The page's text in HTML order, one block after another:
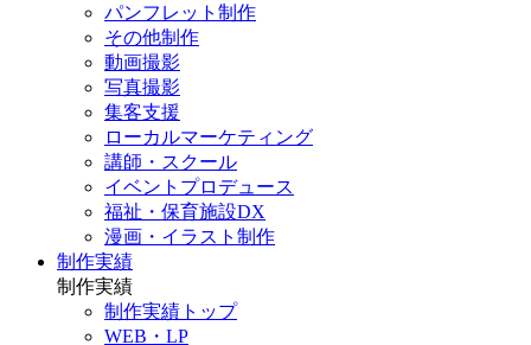
パンフレット制作
その他制作
動画撮影
写真撮影
集客支援
ローカルマーケティング
講師・スクール
イベントプロデュース
福祉・保育施設DX
漫画・イラスト制作
制作実績
制作実績
制作実績トップ
WEB・LP